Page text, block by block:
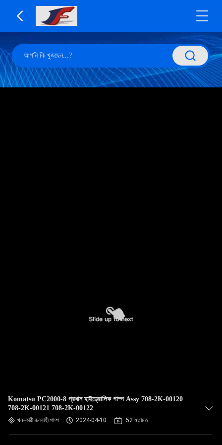
Komatsu PC2000-8 প্রধান হাইড্রোলিক পাম্প Assy 708-2K-00120
708-2K-00121 708-2K-00122
খননকারী জলবাহী পাম্প 2024-04-10 52 মতামত